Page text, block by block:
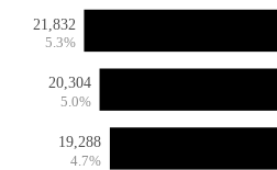
21,832
5.3%
20,304
5.0%
19,288
4.7%